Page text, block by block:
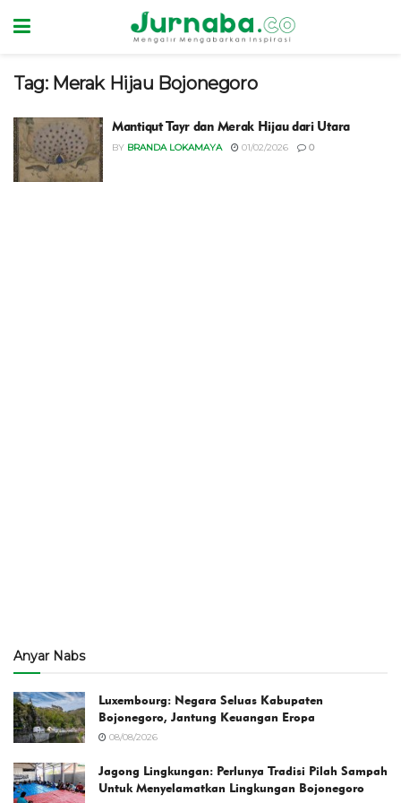
Tag: Merak Hijau Bojonegoro
Mantiqut Tayr dan Merak Hijau dari Utara
BY BRANDA LOKAMAYA 01/02/2026 0
Anyar Nabs
Luxembourg: Negara Seluas Kabupaten
Bojonegoro, Jantung Keuangan Eropa
08/08/2026
Jagong Lingkungan: Perlunya Tradisi Pilah Sampah
Untuk Menyelamatkan Lingkungan Bojonegoro